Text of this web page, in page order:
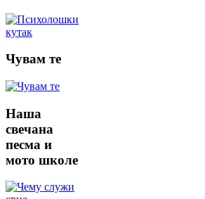
Чувам те
Наша
свечана
песма и
мото школе